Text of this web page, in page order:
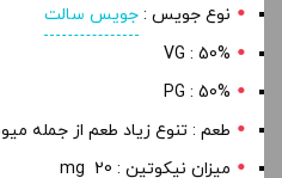
نوع جویس : جویس سالت
VG : 50%
PG : 50%
طعم : تنوع زیاد طعم از جمله
میزان نیکوتین : 20 mg